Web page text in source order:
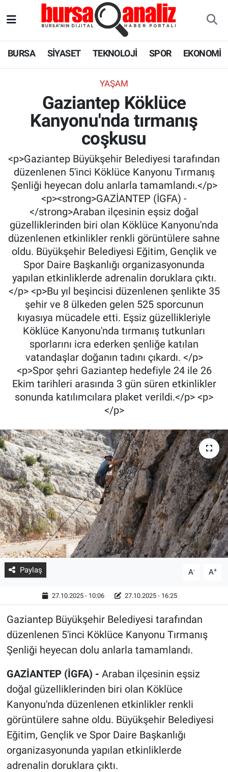
BURSA SİYASET TEKNOLOJİ SPOR EKONOMİ
YAŞAM
Gaziantep Köklüce
Kanyonu'nda tırmanış
coşkusu
<p>Gaziantep Büyükşehir Belediyesi tarafından
düzenlenen 5'inci Köklüce Kanyonu Tırmanış
Şenliği heyecan dolu anlarla tamamlandı.</p>
<p><strong>GAZİANTEP (İGFA) -
</strong>Araban ilçesinin eşsiz doğal
güzelliklerinden biri olan Köklüce Kanyonu'nda
düzenlenen etkinlikler renkli görüntülere sahne
oldu. Büyükşehir Belediyesi Eğitim, Gençlik ve
Spor Daire Başkanlığı organizasyonunda
yapılan etkinliklerde adrenalin doruklara çıktı.
</p> <p>Bu yıl beşincisi düzenlenen şenlikte 35
şehir ve 8 ülkeden gelen 525 sporcunun
kıyasıya mücadele etti. Eşsiz güzellikleriyle
Köklüce Kanyonu'nda tırmanış tutkunları
sporlarını icra ederken şenliğe katılan
vatandaşlar doğanın tadını çıkardı. </p>
<p>Spor şehri Gaziantep hedefiyle 24 ile 26
Ekim tarihleri arasında 3 gün süren etkinlikler
sonunda katılımcılara plaket verildi.</p> <p>
</p>
Paylaş A- A+
27.10.2025 - 10:06 27.10.2025 - 16:25
Gaziantep Büyükşehir Belediyesi tarafından
düzenlenen 5'inci Köklüce Kanyonu Tırmanış
Şenliği heyecan dolu anlarla tamamlandı.
GAZİANTEP (İGFA) - Araban ilçesinin eşsiz
doğal güzelliklerinden biri olan Köklüce
Kanyonu'nda düzenlenen etkinlikler renkli
görüntülere sahne oldu. Büyükşehir Belediyesi
Eğitim, Gençlik ve Spor Daire Başkanlığı
organizasyonunda yapılan etkinliklerde
adrenalin doruklara çıktı.
SPOR
SAĞLIK
ASTROLOJİ
BLOG
Süper Lig Puan Durumu ve Fikstür
Tüm Manşetler
Son Dakika Haberleri
Haber Arşivi